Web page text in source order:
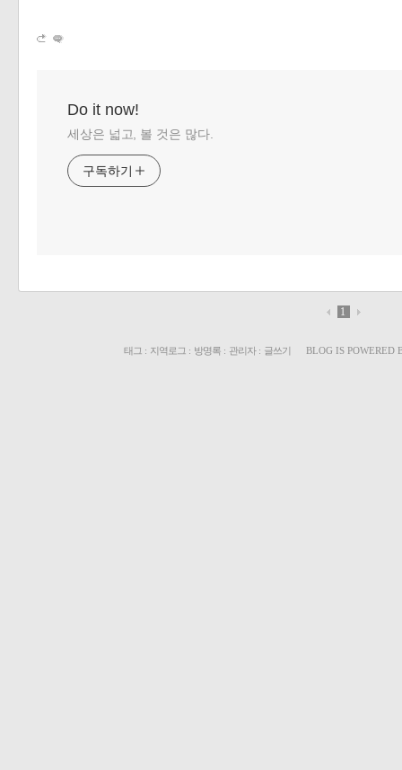
Do it now!
세상은 넓고, 볼 것은 많다.
구독하기
1
태그 : 지역로그 : 방명록 : 관리자: 글쓰기 BLOG IS POWERED